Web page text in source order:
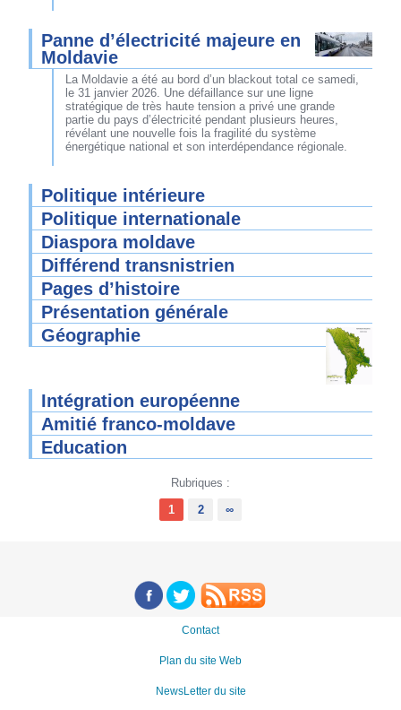
Panne d’électricité majeure en
Moldavie
La Moldavie a été au bord d’un blackout total ce samedi,
le 31 janvier 2026. Une défaillance sur une ligne
stratégique de très haute tension a privé une grande
partie du pays d’électricité pendant plusieurs heures,
révélant une nouvelle fois la fragilité du système
énergétique national et son interdépendance régionale.
Politique intérieure
Politique internationale
Diaspora moldave
Différend transnistrien
Pages d’histoire
Présentation générale
Géographie
Intégration européenne
Amitié franco-moldave
Education
Rubriques :
1 2 ∞
Contact
Plan du site Web
NewsLetter du site